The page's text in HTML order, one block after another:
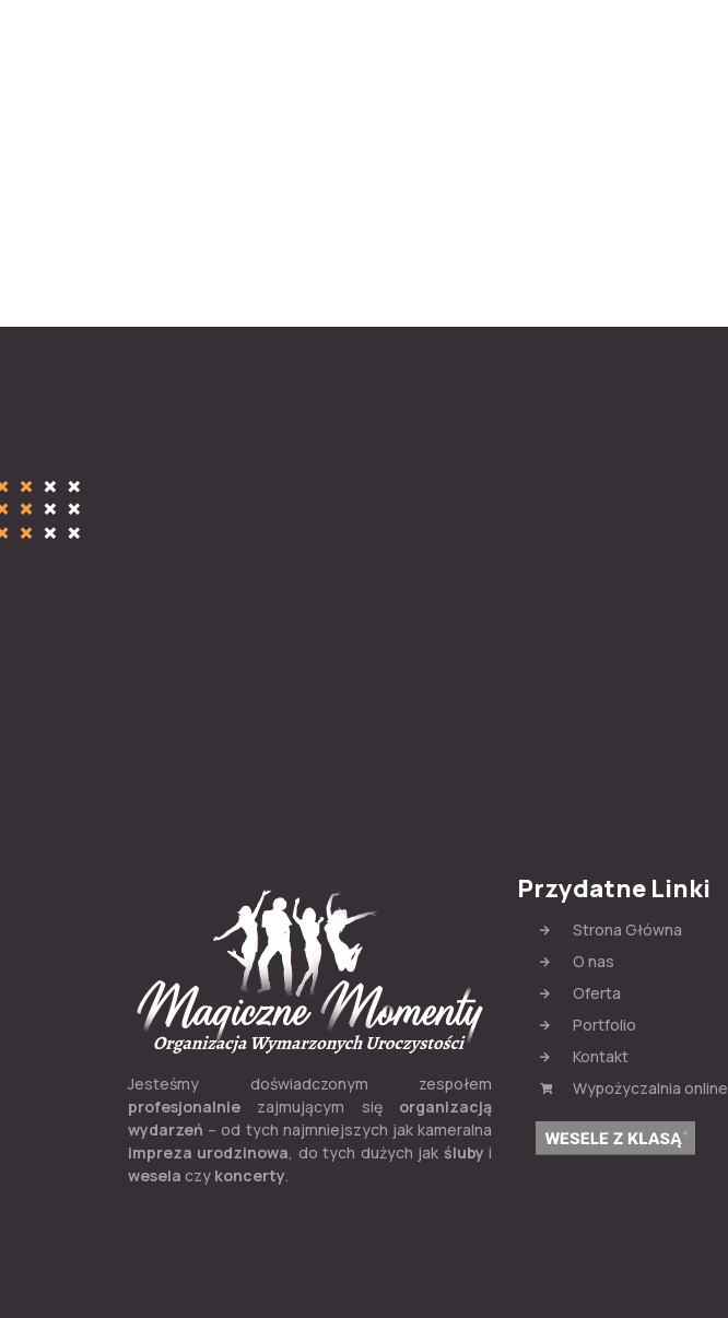
Jesteśmy doświadczonym zespołem
profesjonalnie zajmującym się organizacją
wydarzeń – od tych najmniejszych jak kameralna
impreza urodzinowa, do tych dużych jak śluby i
wesela czy koncerty.
Przydatne Linki
Strona Główna
O nas
Oferta
Portfolio
Kontakt
Wypożyczalnia online